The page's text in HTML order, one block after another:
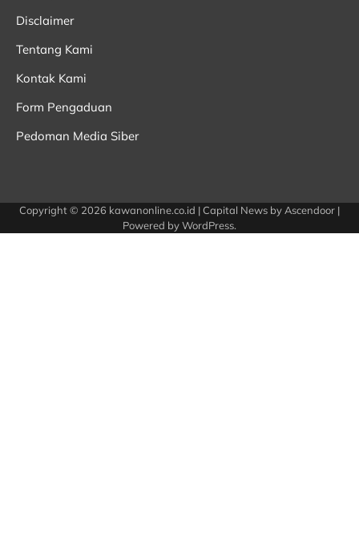
Disclaimer
Tentang Kami
Kontak Kami
Form Pengaduan
Pedoman Media Siber
Copyright © 2026 kawanonline.co.id | Capital News by Ascendoor |
Powered byWordPress.